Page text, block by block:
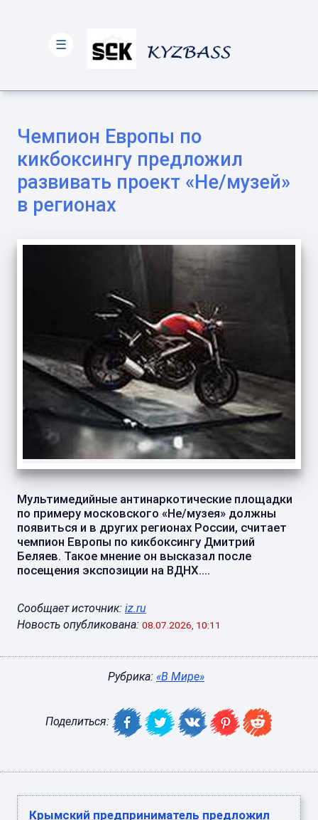
Чемпион Европы по
кикбоксингу предложил
развивать проект «Не/музей»
в регионах
Мультимедийные антинаркотические площадки
по примеру московского «Не/музея» должны
появиться и в других регионах России, считает
чемпион Европы по кикбоксингу Дмитрий
Беляев. Такое мнение он высказал после
посещения экспозиции на ВДНХ....
Сообщает источник: iz.ru
Новость опубликована: 08.07.2026, 10:11
Рубрика: «В Мире»
Поделиться:
Крымский предприниматель предложил
☰